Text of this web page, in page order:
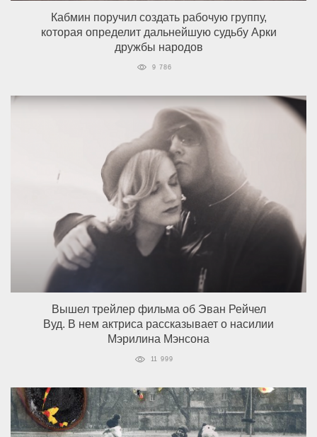
Кабмин поручил создать рабочую группу,
которая определит дальнейшую судьбу Арки
дружбы народов
9 786
Вышел трейлер фильма об Эван Рейчел
Вуд. В нем актриса рассказывает о насилии
Мэрилина Мэнсона
11 999